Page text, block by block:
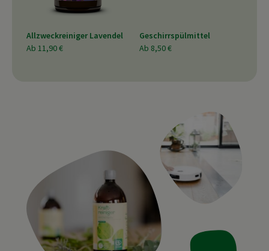
Allzweckreiniger Lavendel
Ab 11,90 €
Geschirrspülmittel
Ab 8,50 €